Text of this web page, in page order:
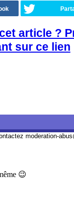
article ?
sur ce lien
moderation-